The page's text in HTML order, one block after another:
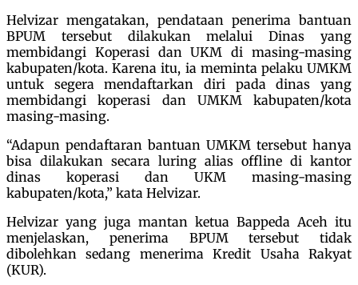
Helvizar mengatakan, pendataan penerima bantuan
BPUM tersebut dilakukan melalui Dinas yang
membidangi Koperasi dan UKM di masing-masing
kabupaten/kota. Karena itu, ia meminta pelaku UMKM
untuk segera mendaftarkan diri pada dinas yang
membidangi koperasi dan UMKM kabupaten/kota
masing-masing.
“Adapun pendaftaran bantuan UMKM tersebut hanya
bisa dilakukan secara luring alias offline di kantor
dinas koperasi dan UKM masing-masing
kabupaten/kota,” kata Helvizar.
Helvizar yang juga mantan ketua Bappeda Aceh itu
menjelaskan, penerima BPUM tersebut tidak
dibolehkan sedang menerima Kredit Usaha Rakyat
(KUR).